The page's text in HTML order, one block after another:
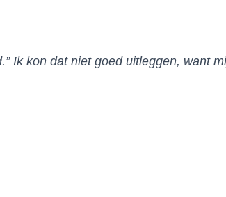
Ik kon dat niet goed uitleggen, want